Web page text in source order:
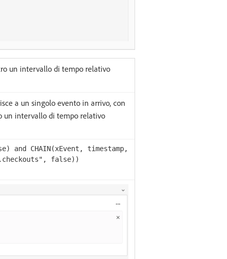
un intervallo di tempo relativo
a un singolo evento in arrivo, con
un intervallo di tempo relativo
and CHAIN(xEvent, timestamp,
false))